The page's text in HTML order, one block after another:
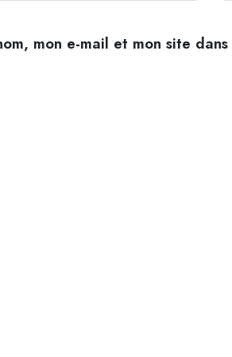
mon e-mail et mon site